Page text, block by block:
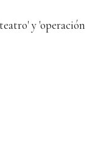
y 'operación